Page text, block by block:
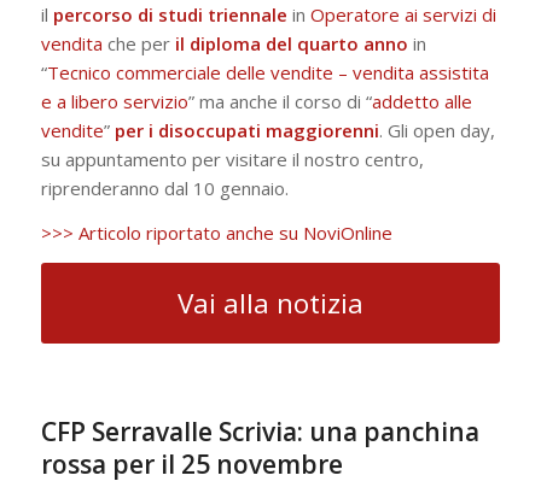
il percorso di studi triennale in Operatore ai servizi di
vendita che per il diploma del quarto anno in
“Tecnico commerciale delle vendite – vendita assistita
e a libero servizio” ma anche il corso di “addetto alle
vendite” per i disoccupati maggiorenni. Gli open day,
su appuntamento per visitare il nostro centro,
riprenderanno dal 10 gennaio.
>>> Articolo riportato anche su NoviOnline
Vai alla notizia
CFP Serravalle Scrivia: una panchina
rossa per il 25 novembre